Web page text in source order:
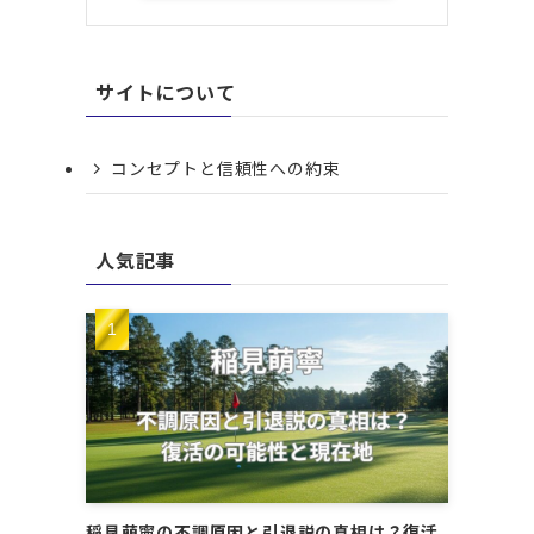
サイトについて
コンセプトと信頼性への約束
人気記事